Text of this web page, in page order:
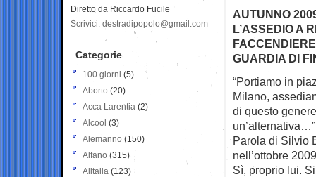
AUTUNNO
L’ASSEDIO A
GUARDIA DI
“Portiamo in
Milano,
di questo
Parola di Silvio
nell’ottobre
Sì, proprio lui.
Diretto da Riccardo Fucile
Scrivici: destradipopolo@gmail.com
Categorie
100 giorni (5)
Aborto (20)
Acca Larentia (2)
Alcool (3)
Alemanno (150)
Alfano (315)
Alitalia (123)